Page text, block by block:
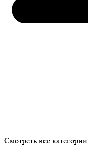
Смотреть все категории